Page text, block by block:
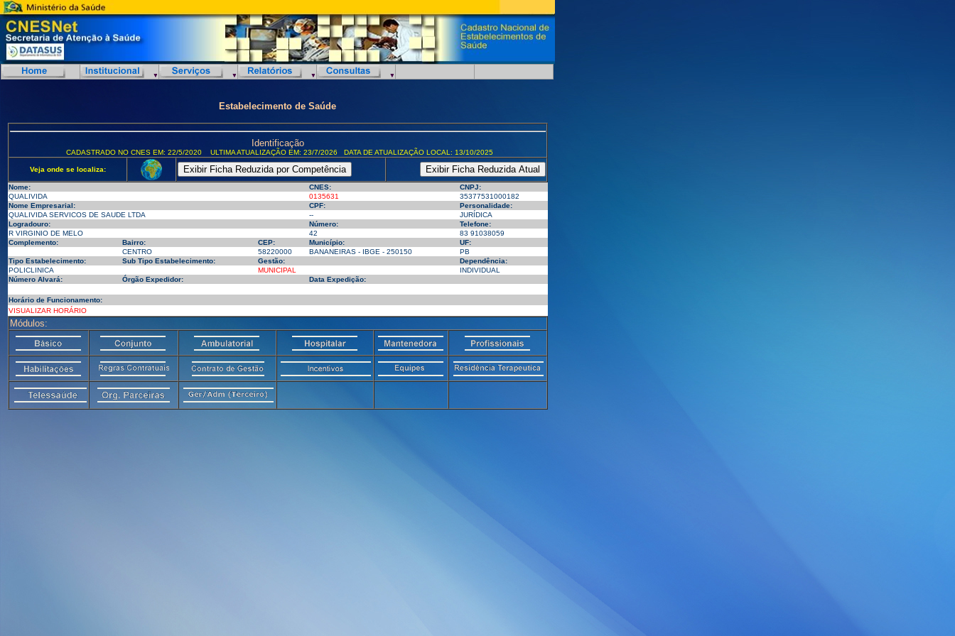
Estabelecimento de Saúde
Identificação
CADASTRADO NO CNES EM: 22/5/2020 ULTIMA ATUALIZAÇÃO EM: 23/7/2026 DATA DE ATUALIZAÇÃO LOCAL: 13/10/2025
Veja onde se localiza:
Nome: CNES:
CNPJ:
QUALIVIDA
0135631
35377531000182
Nome Empresarial:
CPF:
Personalidade:
QUALIVIDA SERVICOS DE SAUDE LTDA
--
JURÍDICA
Logradouro:
Número:
Telefone:
R VIRGINIO DE MELO
42
83 91038059
Complemento:
Bairro: CEP: Município:
UF:
CENTRO
58220000 BANANEIRAS - IBGE - 250150
PB
Tipo Estabelecimento:
Sub Tipo Estabelecimento: Gestão:
Dependência:
POLICLINICA
MUNICIPAL
INDIVIDUAL
Número Alvará:
Órgão Expedidor: Data Expedição:
Horário de Funcionamento:
VISUALIZAR HORÁRIO
Módulos: